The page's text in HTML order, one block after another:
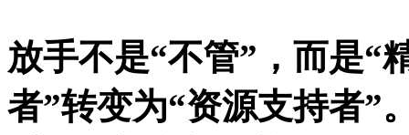
放手不是“不管”，而是“
者”转变为“资源支持者”